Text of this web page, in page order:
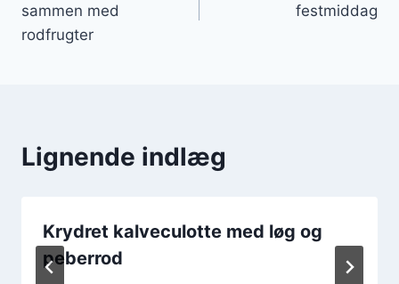
sammen med
rodfrugter
festmiddag
Lignende indlæg
Krydret kalveculotte med løg og
peberrod